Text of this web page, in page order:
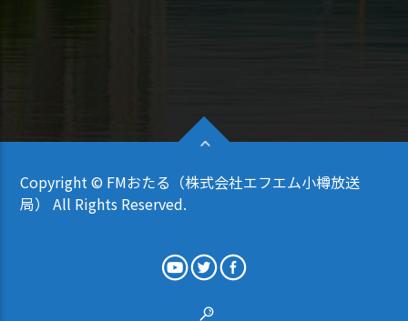
Copyright © FMおたる（株式会社エフエム小樽放送
局） All Rights Reserved.